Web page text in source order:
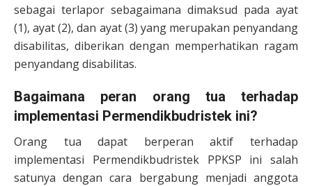
sebagai terlapor sebagaimana dimaksud pada ayat
(1), ayat (2), dan ayat (3) yang merupakan penyandang
disabilitas, diberikan dengan memperhatikan ragam
penyandang disabilitas.
Bagaimana peran orang tua terhadap
implementasi Permendikbudristek ini?
Orang tua dapat berperan aktif terhadap
implementasi Permendikbudristek PPKSP ini salah
satunya dengan cara bergabung menjadi anggota